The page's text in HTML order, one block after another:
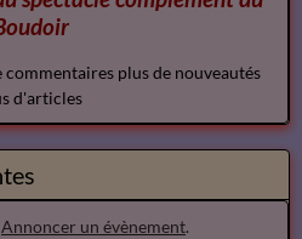
plus de nouveautés
d'articles
Annoncer un évènement.